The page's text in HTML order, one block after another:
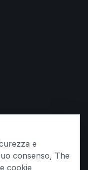
e
consenso, The
cookie